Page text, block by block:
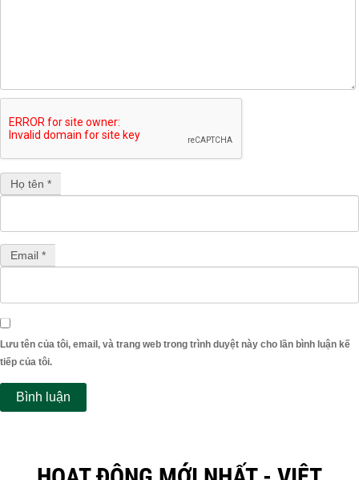
Họ tên *
Email *
Lưu tên của tôi, email, và trang web trong trình duyệt này cho lần bình luận kế
tiếp của tôi.